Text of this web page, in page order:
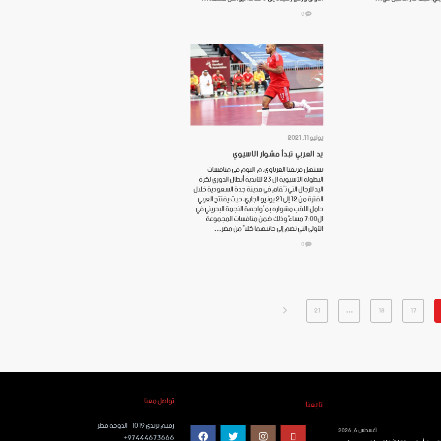
0
يونيو 11, 2021
يد العربي تبدأ مشوار الاسيوي
يستهل فريقنا العرباوي، م اليوم في منافسات
البطولة الآسيوية ال 23 للأندية أبطال الدوري لكرة
اليد للرجال التي تُقام في مدينة جدة السعودية خلال
الفترة من 12 إلى 21 يونيو الجاري، حيث يفتتح العربي
حامل اللقب مشواره بمُواجهة النجمة البحريني في
ال7:00 مساءً وذلك ضمن منافسات المجموعة
الأولى التي تضم إلى جانبهما كلاً من مضر…
0
17
18
…
21
تواصل معنا
رقيم بريدي ١٠١٩ - الدوحة قطر
تابعنا
أغسطس 6, 2026